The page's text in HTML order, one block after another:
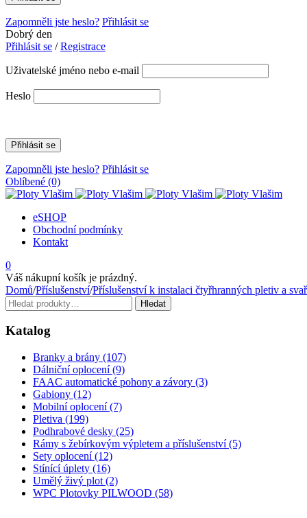
Zapomněli jste heslo? Přihlásit se
Dobrý den
Přihlásit se /Registrace
Uživatelské jméno nebo e-mail
Heslo
Zapomněli jste heslo? Přihlásit se
Oblíbené (0)
eSHOP
Obchodní podmínky
Kontakt
0
Váš nákupní košík je prázdný.
Domů/Příslušenství/Příslušenství k instalaci čtyřhranných pletiv a
Hledat:
Hledat
Katalog
Branky a brány (107)
Dálniční oplocení (9)
FAAC automatické pohony a závory (3)
Gabiony (12)
Mobilní oplocení (7)
Pletiva (199)
Podhrabové desky (25)
Rámy s žebírkovým výpletem a příslušenství (5)
Sety oplocení (12)
Stínící úplety (16)
Umělý živý plot (2)
WPC Plotovky PILWOOD (58)